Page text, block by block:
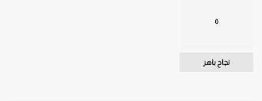
0
نجاح باهر